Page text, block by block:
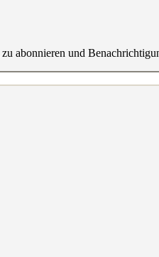
abonnieren und